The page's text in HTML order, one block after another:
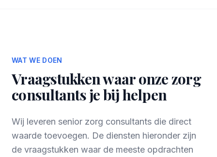
WAT WE DOEN
Vraagstukken waar onze zorg
consultants je bij helpen
Wij leveren senior zorg consultants die direct
waarde toevoegen. De diensten hieronder zijn
de vraagstukken waar de meeste opdrachten